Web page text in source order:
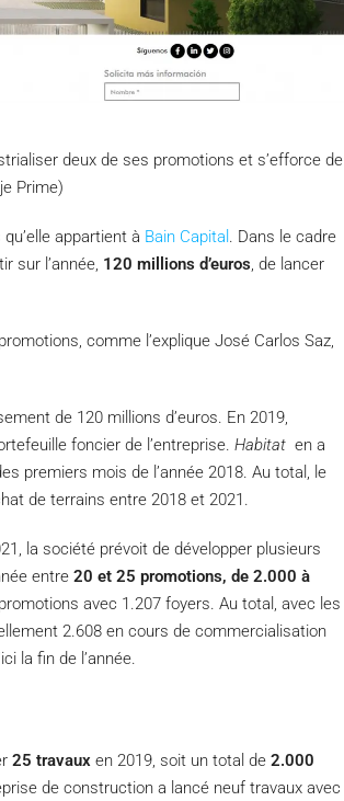
deux de ses promotions et s’efforce de
Prime)
appartient à Bain Capital
. Dans le cadre
sur l’année, 120 millions d’euros , de lancer
comme l’explique José Carlos Saz,
de 120 millions d’euros. En 2019,
foncier de l’entreprise. Habitat en a
premiers mois de l’année 2018. Au total, le
de terrains entre 2018 et 2021.
la société prévoit de développer plusieurs
entre 20 et 25 promotions, de 2.000 à
avec 1.207 foyers. Au total, avec les
2.608 en cours de commercialisation
la fin de l’année.
25 travaux en 2019, soit un total de 2.000
de construction a lancé neuf travaux avec